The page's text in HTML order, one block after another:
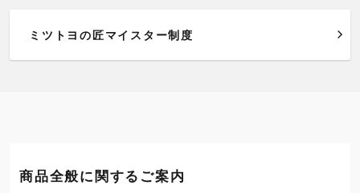
ミツトヨの匠マイスター制度
商品全般に関するご案内